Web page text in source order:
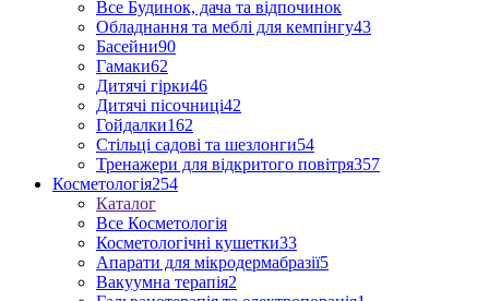
Все Будинок, дача та відпочинок
Обладнання та меблі для кемпінгу43
Басейни90
Гамаки62
Дитячі гірки46
Дитячі пісочниці42
Гойдалки162
Стільці садові та шезлонги54
Тренажери для відкритого повітря357
Косметологія254
Каталог
Все Косметологія
Косметологічні кушетки33
Апарати для мікродермабразії5
Вакуумна терапія2